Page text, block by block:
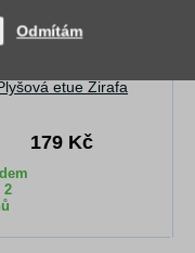
etue Žirafa
179 Kč
2
Odmítám